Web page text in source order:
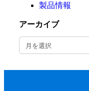
製品情報
アーカイブ
ア
ー
イ